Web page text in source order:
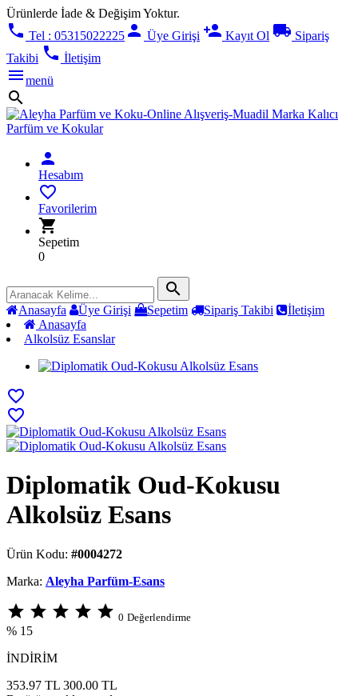
Ürünlerde İade & Değişim Yoktur.
phone Tel : 05315022225 person Üye Girişi person_add Kayıt Ol local_shipping Sipariş
Takibi phone İletişim
menumenü
search
person
Hesabım
favorite_border
Favorilerim
shopping_cart
Sepetim
0
search
Anasayfa Üye Girişi Sepetim Sipariş Takibi
İletişim
Anasayfa
Alkolsüz Esanslar
favorite_border
favorite_border
Diplomatik Oud-Kokusu
Alkolsüz Esans
Ürün Kodu: #0004272
Marka: Aleyha Parfüm-Esans
star star star star star 0 Değerlendirme
% 15
İNDİRİM
353.97 TL 300.00 TL